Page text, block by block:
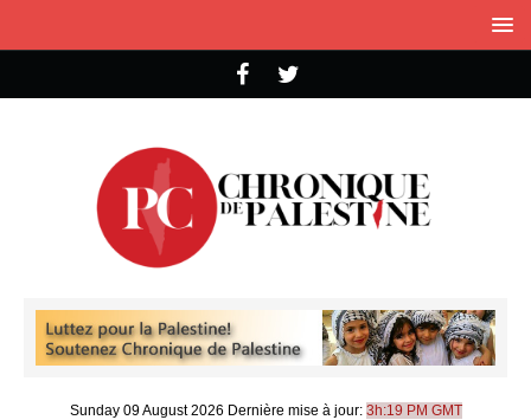
Sunday 09 August 2026 Dernière mise à jour: 3h:19 PM GMT